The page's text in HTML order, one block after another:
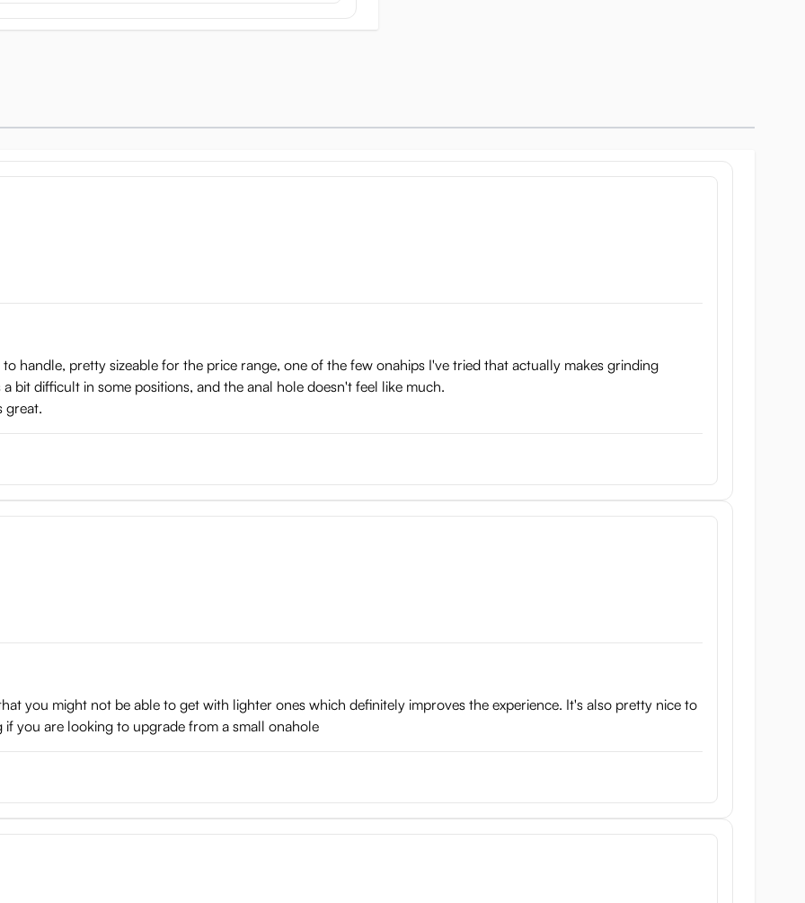
handle, pretty sizeable for the price range, one of the few onahips I've tried that actually makes grinding
bit difficult in some positions, and the anal hole doesn't feel like much.
great.
you might not be able to get with lighter ones which definitely improves the experience. It's also pretty nice to
you are looking to upgrade from a small onahole